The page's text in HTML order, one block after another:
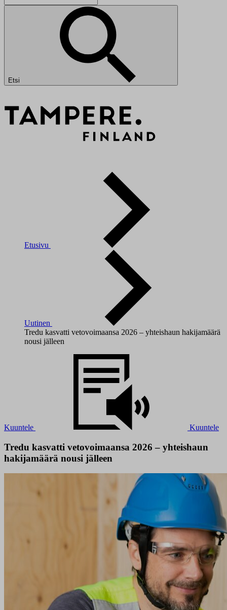
Etsi
Etusivu
Uutinen
Tredu kasvatti vetovoimaansa 2026 – yhteishaun hakijamäärä
nousi jälleen
Kuuntele Kuuntele
Tredu kasvatti vetovoimaansa 2026 – yhteishaun
hakijamäärä nousi jälleen